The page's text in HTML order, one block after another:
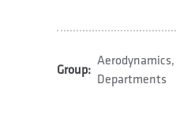
Group:
Aerodynamics,
Departments